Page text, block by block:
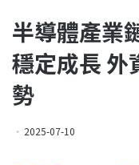
半導體產業
穩定成長 外
勢
2025-07-10